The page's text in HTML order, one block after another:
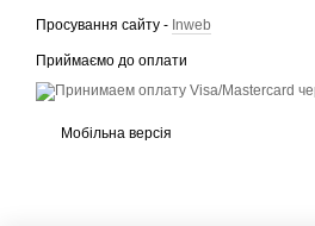
Просування сайту - Inweb
Приймаємо до оплати
Мобільна версія